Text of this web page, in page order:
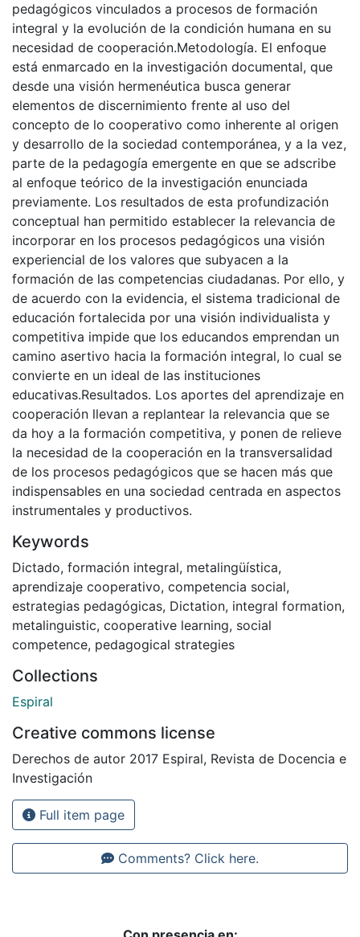
pedagógicos vinculados a procesos de formación
integral y la evolución de la condición humana en su
necesidad de cooperación.Metodología. El enfoque
está enmarcado en la investigación documental, que
desde una visión hermenéutica busca generar
elementos de discernimiento frente al uso del
concepto de lo cooperativo como inherente al origen
y desarrollo de la sociedad contemporánea, y a la vez,
parte de la pedagogía emergente en que se adscribe
al enfoque teórico de la investigación enunciada
previamente. Los resultados de esta profundización
conceptual han permitido establecer la relevancia de
incorporar en los procesos pedagógicos una visión
experiencial de los valores que subyacen a la
formación de las competencias ciudadanas. Por ello, y
de acuerdo con la evidencia, el sistema tradicional de
educación fortalecida por una visión individualista y
competitiva impide que los educandos emprendan un
camino asertivo hacia la formación integral, lo cual se
convierte en un ideal de las instituciones
educativas.Resultados. Los aportes del aprendizaje en
cooperación llevan a replantear la relevancia que se
da hoy a la formación competitiva, y ponen de relieve
la necesidad de la cooperación en la transversalidad
de los procesos pedagógicos que se hacen más que
indispensables en una sociedad centrada en aspectos
instrumentales y productivos.
Keywords
Dictado, formación integral, metalingüística,
aprendizaje cooperativo, competencia social,
estrategias pedagógicas, Dictation, integral formation,
metalinguistic, cooperative learning, social
competence, pedagogical strategies
Collections
Espiral
Creative commons license
Derechos de autor 2017 Espiral, Revista de Docencia e
Investigación
Full item page
Comments? Click here.